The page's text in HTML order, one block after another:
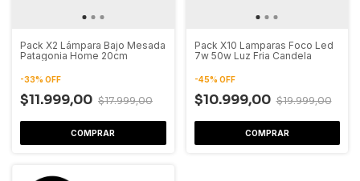
Pack X2 Lámpara Bajo Mesada
Patagonia Home 20cm
-33% OFF
$11.999,00 $17.999,00
Pack X10 Lamparas Foco Led
7w 50w Luz Fria Candela
-45% OFF
$10.999,00 $19.999,00
COMPRAR